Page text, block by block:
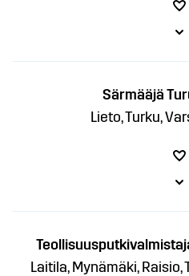
Särmääjä
Lieto, Turku,
Laitila, Mynämäki,